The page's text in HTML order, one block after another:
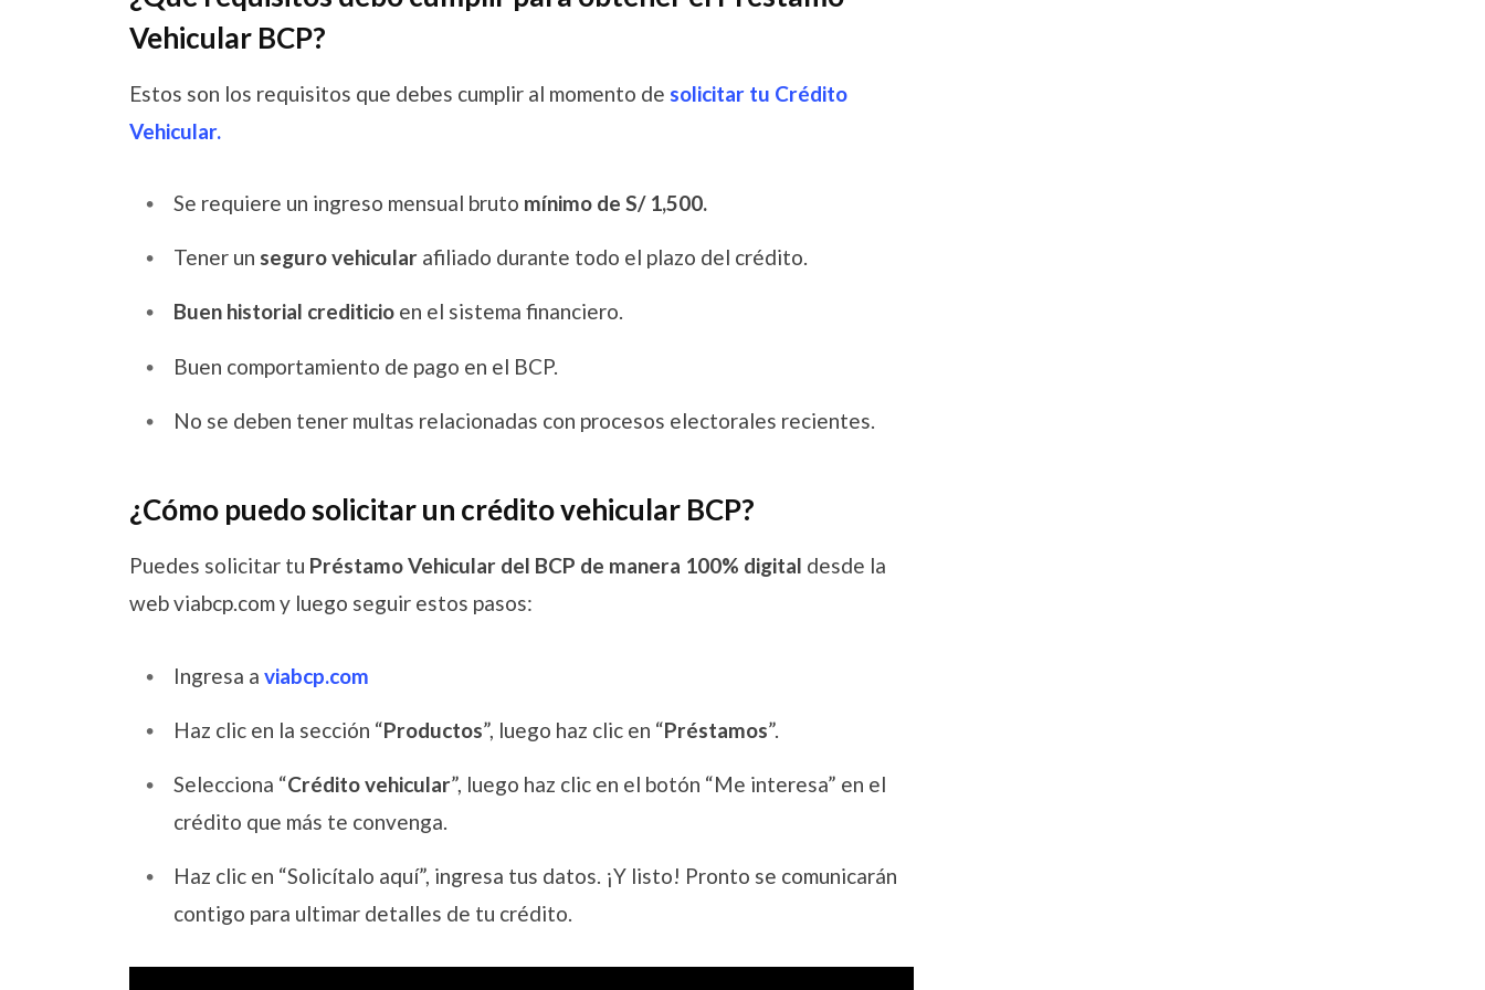
Vehicular BCP?
Estos son los requisitos que debes cumplir al momento de solicitar tu Crédito
Vehicular.
Se requiere un ingreso mensual bruto mínimo de S/ 1,500.
Tener un seguro vehicularafiliado durante todo el plazo del crédito.
Buen historial crediticioen el sistema financiero.
Buen comportamiento de pago en el BCP.
No se deben tener multas relacionadas con procesos electorales recientes.
¿Cómo puedo solicitar un crédito vehicular BCP?
Puedes solicitar tu Préstamo Vehicular del BCP de manera 100% digital desde la
web viabcp.com y luego seguir estos pasos:
Ingresa a viabcp.com
Haz clic en la sección “Productos”, luego haz clic en “Préstamos”.
Selecciona “Crédito vehicular”, luego haz clic en el botón “Me interesa” en el
crédito que más te convenga.
Haz clic en “Solicítalo aquí”, ingresa tus datos. ¡Y listo! Pronto se comunicarán
contigo para ultimar detalles de tu crédito.